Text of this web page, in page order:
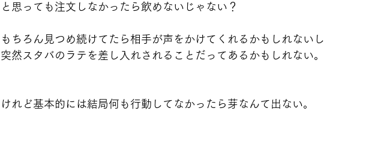
と思っても注文しなかったら飲めないじゃない？
もちろん見つめ続けてたら相手が声をかけてくれるかもしれないし
突然スタバのラテを差し入れされることだってあるかもしれない。
けれど基本的には結局何も行動してなかったら芽なんて出ない。